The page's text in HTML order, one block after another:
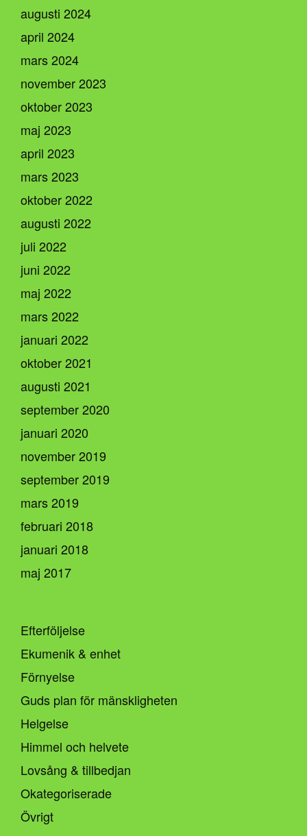
augusti 2024
april 2024
mars 2024
november 2023
oktober 2023
maj 2023
april 2023
mars 2023
oktober 2022
augusti 2022
juli 2022
juni 2022
maj 2022
mars 2022
januari 2022
oktober 2021
augusti 2021
september 2020
januari 2020
november 2019
september 2019
mars 2019
februari 2018
januari 2018
maj 2017
Efterföljelse
Ekumenik & enhet
Förnyelse
Guds plan för mänskligheten
Helgelse
Himmel och helvete
Lovsång & tillbedjan
Okategoriserade
Övrigt